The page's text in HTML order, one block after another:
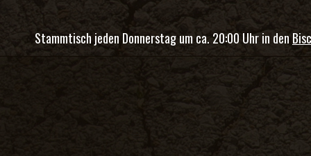
Stammtisch jeden Donnerstag um ca. 20:00 Uhr in den